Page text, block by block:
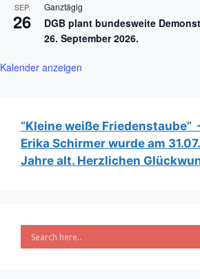
SEP.
26
Ganztägig
DGB plant bundesweite
26. September 2026.
Kalender anzeigen
“Kleine weiße Friedenstaube”
Erika Schirmer wurde am
Jahre alt. Herzlichen